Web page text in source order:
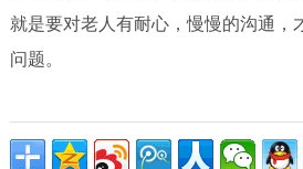
就是要对老人有耐心，慢慢的沟通，
问题。